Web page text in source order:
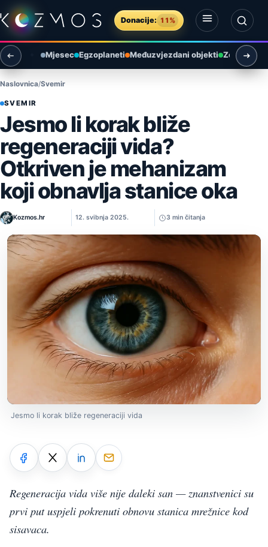
Preskoči na sadržaj
Donacije: 11%
Otvori izbornik
Otvori pretragu
Mjesec Egzoplaneti Međuzvjezdani objekti Zemlja i
Naslovnica Svemir
SVEMIR
Jesmo li korak bliže
regeneraciji vida?
Otkriven je mehanizam
koji obnavlja stanice oka
Kozmos.hr 12. svibnja 2025. 3 min čitanja
Jesmo li korak bliže regeneraciji vida
Regeneracija vida više nije daleki san — znanstvenici su
prvi put uspjeli pokrenuti obnovu stanica mrežnice kod
sisavaca.